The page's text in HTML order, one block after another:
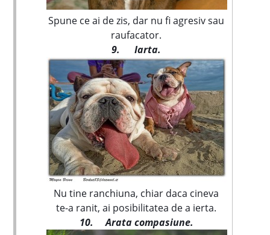
Spune ce ai de zis, dar nu fi agresiv sau
raufacator.
9. Iarta.
Nu tine ranchiuna, chiar daca cineva
te-a ranit, ai posibilitatea de a ierta.
10.
Arata compasiune.